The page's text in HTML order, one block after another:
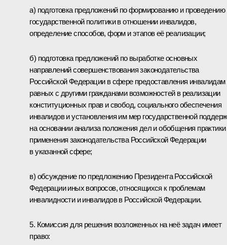
а) подготовка предложений по формированию и проведению
государственной политики в отношении инвалидов,
определение способов, форм и этапов её реализации;
б) подготовка предложений по выработке основных
направлений совершенствования законодательства
Российской Федерации в сфере предоставления инвалидам
равных с другими гражданами возможностей в реализации
конституционных прав и свобод, социального обеспечения
инвалидов и установления им мер государственной
на основании анализа положения дел и обобщения практики
применения законодательства Российской Федерации
в указанной сфере;
в) обсуждение по предложению Президента Российской
Федерации иных вопросов, относящихся к проблемам
инвалидности и инвалидов в Российской Федерации.
5. Комиссия для решения возложенных на неё задач имеет
право: